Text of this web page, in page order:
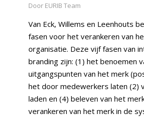
Door EURIB Team
Van Eck, Willems en Leenhouts
fasen voor het verankeren van
organisatie. Deze vijf fasen van
branding zijn: (1) het benoemen
uitgangspunten van het merk
het door medewerkers laten (2)
laden en (4) beleven van het
verankeren van het merk in de